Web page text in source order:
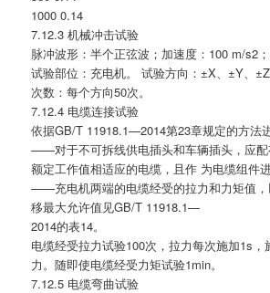
1000 0.14
7.12.3 机械冲击试验
脉冲波形：半个正弦波；加速度：100 m/s2
试验部位：充电机。 试验方向：±X、±Y、
次数：每个方向50次。
7.12.4 电缆连接试验
依据GB/T 11918.1—2014第23章规定的方法
——对于不可拆线供电插头和车辆插头，应配
额定工作值相适应的电缆，且作 为电缆组件
——充电机两端的电缆经受的拉力和力矩值，
移最大允许值见GB/T 11918.1—
2014的表14。
电缆经受拉力试验100次，拉力每次施加1s
力。随即使电缆经受力矩试验1min。
7.12.5 电缆弯曲试验